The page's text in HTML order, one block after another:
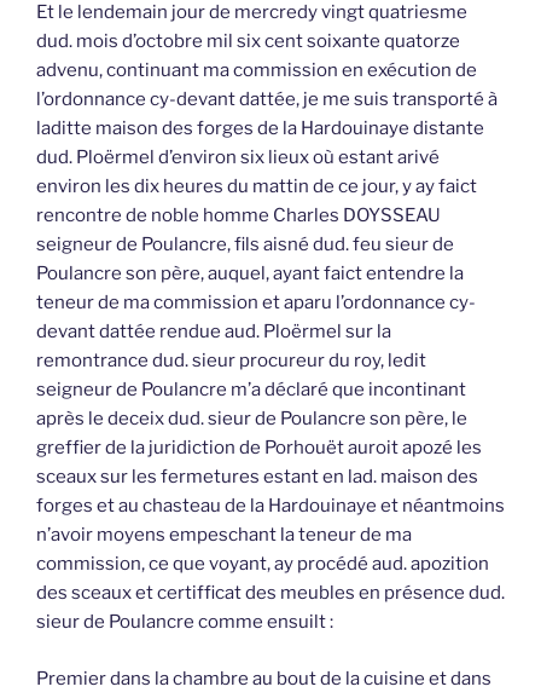
Et le lendemain jour de mercredy vingt quatriesme
dud. mois d’octobre mil six cent soixante quatorze
advenu, continuant ma commission en exécution de
l’ordonnance cy-devant dattée, je me suis transporté à
laditte maison des forges de la Hardouinaye distante
dud. Ploërmel d’environ six lieux où estant arivé
environ les dix heures du mattin de ce jour, y ay faict
rencontre de noble homme Charles DOYSSEAU
seigneur de Poulancre, fils aisné dud. feu sieur de
Poulancre son père, auquel, ayant faict entendre la
teneur de ma commission et aparu l’ordonnance cy-
devant dattée rendue aud. Ploërmel sur la
remontrance dud. sieur procureur du roy, ledit
seigneur de Poulancre m’a déclaré que incontinant
après le deceix dud. sieur de Poulancre son père, le
greffier de la juridiction de Porhouët auroit apozé les
sceaux sur les fermetures estant en lad. maison des
forges et au chasteau de la Hardouinaye et néantmoins
n’avoir moyens empeschant la teneur de ma
commission, ce que voyant, ay procédé aud. apozition
des sceaux et certifficat des meubles en présence dud.
sieur de Poulancre comme ensuilt :
Premier dans la chambre au bout de la cuisine et dans